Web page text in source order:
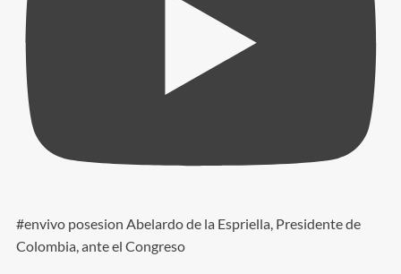
#envivo posesion Abelardo de la Espriella, Presidente de
Colombia, ante el Congreso